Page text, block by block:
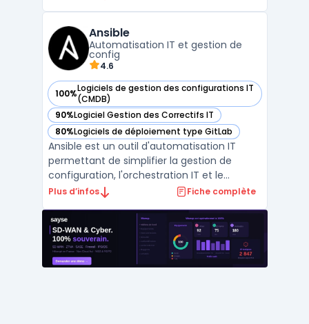
évidence les chemins d’exploitation
réellement actionnables afin ...
Ansible
Automatisation IT et gestion de
config
4.6
100%Logiciels de gestion des configurations IT
(CMDB)
— voir Ansible dans cette catégorie
90%Logiciel Gestion des Correctifs IT
— voir Ansible dans cette catégorie
80%Logiciels de déploiement type GitLab
— voir Ansible dans cette catégorie
Ansible est un outil d'automatisation IT
permettant de simplifier la gestion de
configuration, l'orchestration IT et le
déploiement automatisé des
Infrastructure as Code, Ansible permet aux
équipes DevOps d'automatiser les tâches
répétitives et de gérer effi ...
Plus d’infos Fiche complète